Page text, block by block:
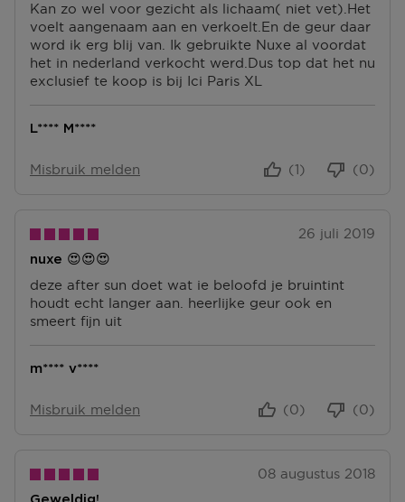
Meer vragen rond bestellen? Die vind je op onze FAQ
pagina.
Kan zo wel voor gezicht als lichaam( niet vet).Het
voelt aangenaam aan en verkoelt.En de geur daar
word ik erg blij van. Ik gebruikte Nuxe al voordat
het in nederland verkocht werd.Dus top dat het nu
exclusief te koop is bij Ici Paris XL
L**** M****
Misbruik melden (0)
(1)
26 juli 2019
nuxe 😍😍😍
deze after sun doet wat ie beloofd je bruintint
houdt echt langer aan. heerlijke geur ook en
smeert fijn uit
m**** v****
Misbruik melden (0)
(0)
08 augustus 2018